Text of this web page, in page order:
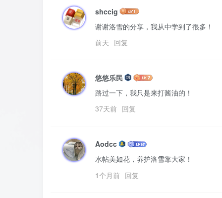
shccig
谢谢洛雪的分享，我从中学到了很多！
前天 回复
悠悠乐民
路过一下，我只是来打酱油的！
37天前 回复
Aodcc
水帖美如花，养护洛雪靠大家！
1个月前 回复